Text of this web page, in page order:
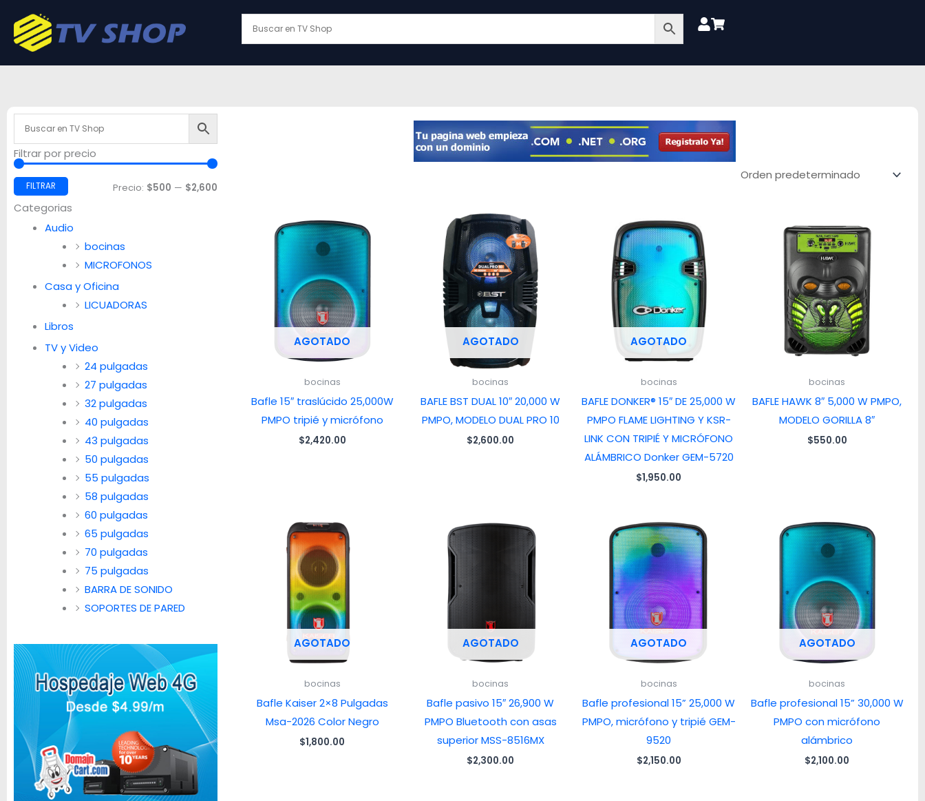
contenido
Filtrar por precio
FILTRAR Precio: $500 — $2,600
Categorias
Audio
bocinas
MICROFONOS
Casa y Oficina
LICUADORAS
Libros
TV y Video
24 pulgadas
27 pulgadas
32 pulgadas
40 pulgadas
43 pulgadas
50 pulgadas
55 pulgadas
58 pulgadas
60 pulgadas
65 pulgadas
70 pulgadas
75 pulgadas
BARRA DE SONIDO
SOPORTES DE PARED
AGOTADO
bocinas
Bafle 15″ traslúcido 25,000W
PMPO tripié y micrófono
$2,420.00
AGOTADO
bocinas
BAFLE BST DUAL 10″ 20,000 W
PMPO, MODELO DUAL PRO 10
$2,600.00
AGOTADO
bocinas
BAFLE DONKER® 15″ DE 25,000 W
PMPO FLAME LIGHTING Y KSR-
LINK CON TRIPIÉ Y MICRÓFONO
ALÁMBRICO Donker GEM-5720
$1,950.00
bocinas
BAFLE HAWK 8″ 5,000 W PMPO,
MODELO GORILLA 8″
$550.00
AGOTADO
bocinas
Bafle Kaiser 2×8 Pulgadas
Msa-2026 Color Negro
$1,800.00
AGOTADO
bocinas
Bafle pasivo 15″ 26,900 W
PMPO Bluetooth con asas
superior MSS-8516MX
$2,300.00
AGOTADO
bocinas
Bafle profesional 15” 25,000 W
PMPO, micrófono y tripié GEM-
9520
$2,150.00
AGOTADO
bocinas
Bafle profesional 15” 30,000 W
PMPO con micrófono
alámbrico
$2,100.00